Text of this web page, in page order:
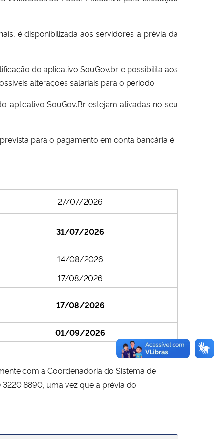
é disponibilizada aos servidores a prévia da
do aplicativo SouGov.br e possibilita aos
alterações salariais para o período.
aplicativo SouGov.Br estejam ativadas no seu
para o pagamento em conta bancária é
27/07/2026
31/07/2026
14/08/2026
17/08/2026
17/08/2026
01/09/2026
com a Coordenadoria do Sistema de
8890, uma vez que a prévia do